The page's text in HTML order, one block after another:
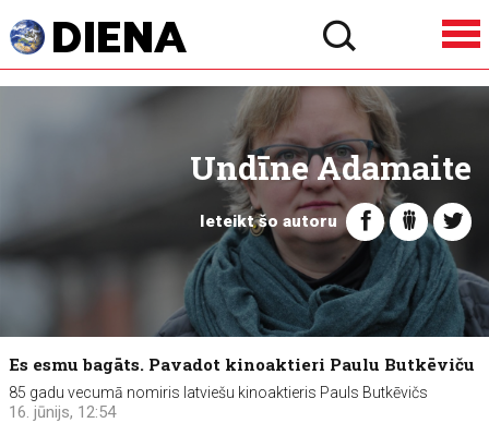
Undīne Adamaite
Ieteikt šo autoru
Es esmu bagāts. Pavadot kinoaktieri Paulu Butkēviču
85 gadu vecumā nomiris latviešu kinoaktieris Pauls Butkēvičs
16. jūnijs, 12:54